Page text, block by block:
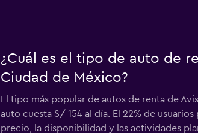
¿Cuál es el tipo de auto de
Ciudad de México?
El tipo más popular de autos de renta de
auto cuesta S/ 154 al día. El 22% de
precio, la disponibilidad y las actividades